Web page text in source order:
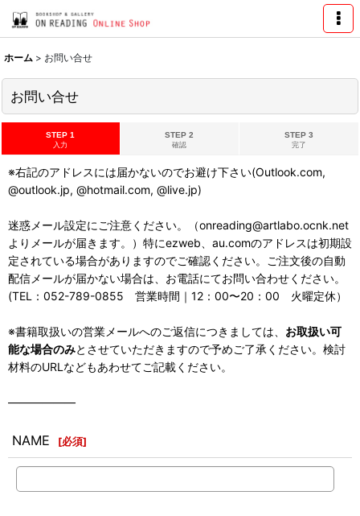
ホーム > お問い合せ
お問い合せ
STEP 1
入力
STEP 2
確認
STEP 3
完了
※右記のアドレスには届かないのでお避け下さい(Outlook.com,
@outlook.jp, @hotmail.com, @live.jp)
迷惑メール設定にご注意ください。（onreading@artlabo.ocnk.net
よりメールが届きます。）特にezweb、au.comのアドレスは初期設
定されている場合がありますのでご確認ください。ご注文後の自動
配信メールが届かない場合は、お電話にてお問い合わせください。
(TEL：052-789-0855 営業時間｜12：00〜20：00 火曜定休）
※書籍取扱いの営業メールへのご返信につきましては、 お取扱い可
能な場合のみとさせていただきますので予めご了承ください。検討
材料のURLなどもあわせてご記載ください。
――――――
NAME [必須]